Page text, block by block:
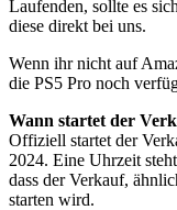
Laufenden, sollte es
diese direkt bei uns.
Wenn ihr nicht auf
die PS5 Pro noch
Wann startet der
Offiziell startet der
2024. Eine Uhrzeit
dass der Verkauf,
starten wird.